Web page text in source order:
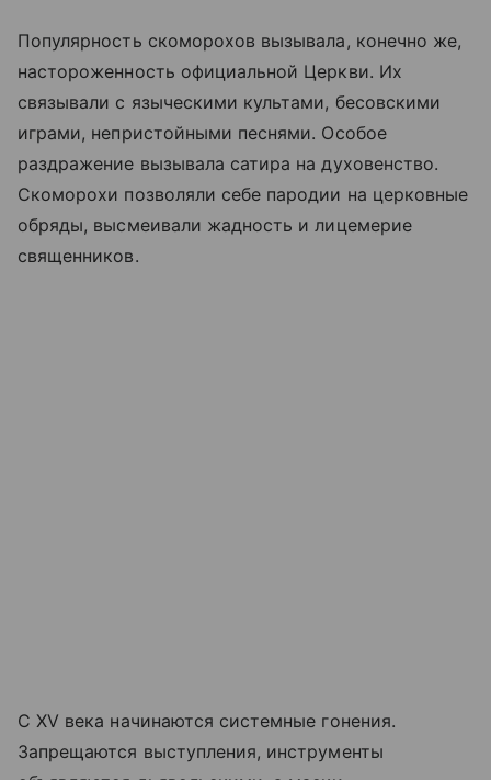
Популярность скоморохов вызывала, конечно же,
настороженность официальной Церкви. Их
связывали с языческими культами, бесовскими
играми, непристойными песнями. Особое
раздражение вызывала сатира на духовенство.
Скоморохи позволяли себе пародии на церковные
обряды, высмеивали жадность и лицемерие
священников.
С XV века начинаются системные гонения.
Запрещаются выступления, инструменты